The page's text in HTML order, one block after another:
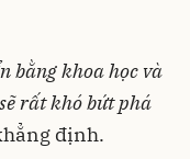
bằngkhoahọcvà
sẽrấtkhóbứtphá
định.